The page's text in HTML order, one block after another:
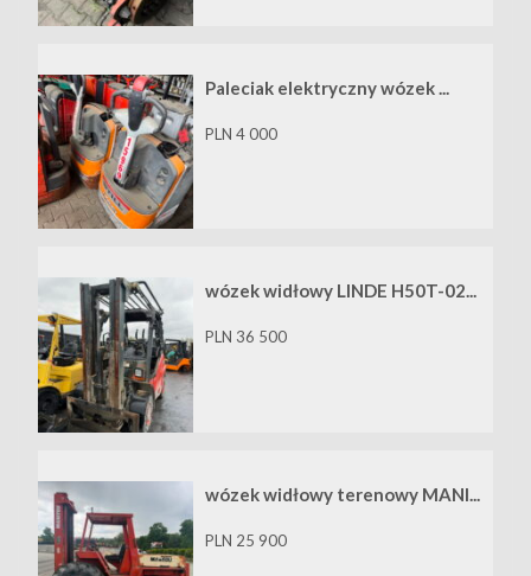
Paleciak elektryczny wózek ...
PLN 4 000
wózek widłowy LINDE H50T-02...
PLN 36 500
wózek widłowy terenowy MANI...
PLN 25 900